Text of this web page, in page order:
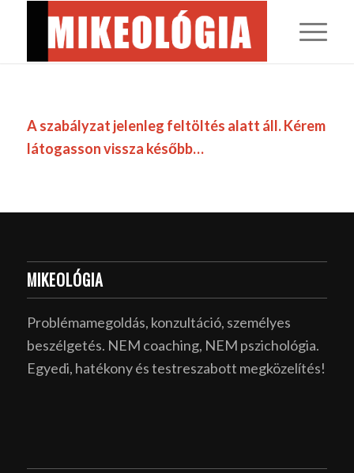
A szabályzat jelenleg feltöltés alatt áll. Kérem
látogasson vissza később…
MIKEOLÓGIA
Problémamegoldás, konzultáció, személyes
beszélgetés. NEM coaching, NEM pszichológia.
Egyedi, hatékony és testreszabott megközelítés!